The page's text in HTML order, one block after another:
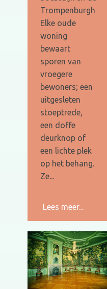
Trompenburgh
Elke oude
woning
bewaart
sporen van
vroegere
bewoners; een
uitgesleten
stoeptrede,
een doffe
deurknop of
een lichte plek
op het behang.
Ze...
Lees meer...